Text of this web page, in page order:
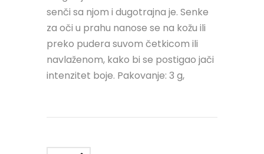
senči sa njom i dugotrajna je. Senke
za oči u prahu nanose se na kožu ili
preko pudera suvom četkicom ili
navlaženom, kako bi se postigao jači
intenzitet boje. Pakovanje: 3 g,